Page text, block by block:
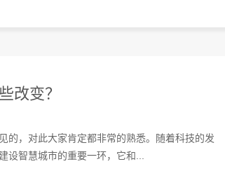
改变？
的，对此大家肯定都非常的熟悉。随着科技的发
设智慧城市的重要一环，它和...